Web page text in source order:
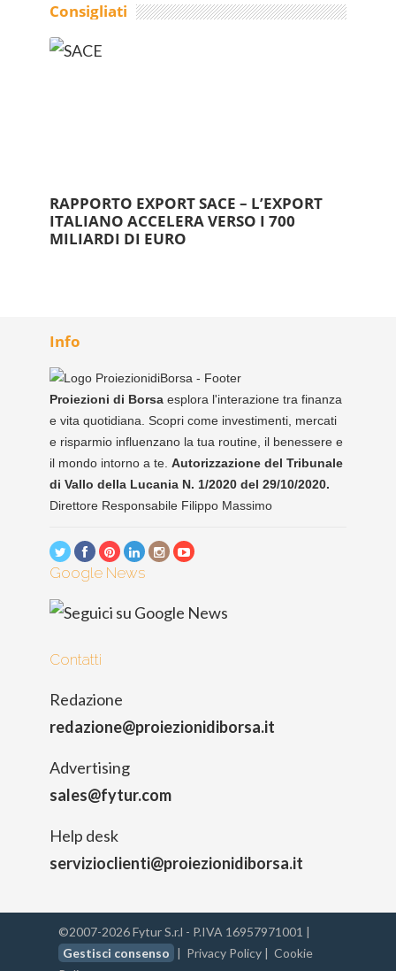
Consigliati
RAPPORTO EXPORT SACE – L’EXPORT
ITALIANO ACCELERA VERSO I 700
MILIARDI DI EURO
Info
Proiezioni di Borsa esplora l'interazione tra finanza
e vita quotidiana. Scopri come investimenti, mercati
e risparmio influenzano la tua routine, il benessere e
il mondo intorno a te. Autorizzazione del Tribunale
di Vallo della Lucania N. 1/2020 del 29/10/2020.
Direttore Responsabile Filippo Massimo
Google News
Contatti
Redazione
redazione@proiezionidiborsa.it
Advertising
sales@fytur.com
Help desk
servizioclienti@proiezionidiborsa.it
©2007-2026 Fytur S.r.l - P.IVA 16957971001 |
Gestisci consenso | Privacy Policy | Cookie